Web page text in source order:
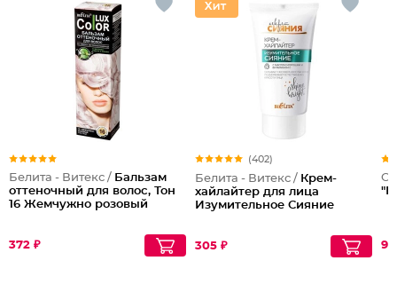
Белита - Витекс / Бальзам
оттеночный для волос, Тон
16 Жемчужно розовый
372 ₽
(402)
Белита - Витекс / Крем-
хайлайтер для лица
Изумительное Сияние
305 ₽